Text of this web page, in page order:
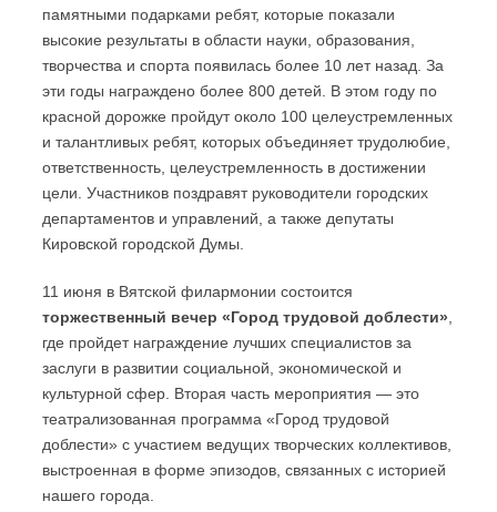
памятными подарками ребят, которые показали
высокие результаты в области науки, образования,
творчества и спорта появилась более 10 лет назад. За
эти годы награждено более 800 детей. В этом году по
красной дорожке пройдут около 100 целеустремленных
и талантливых ребят, которых объединяет трудолюбие,
ответственность, целеустремленность в достижении
цели. Участников поздравят руководители городских
департаментов и управлений, а также депутаты
Кировской городской Думы.
11 июня в Вятской филармонии состоится
торжественный вечер «Город трудовой доблести»,
где пройдет награждение лучших специалистов за
заслуги в развитии социальной, экономической и
культурной сфер. Вторая часть мероприятия — это
театрализованная программа «Город трудовой
доблести» с участием ведущих творческих коллективов,
выстроенная в форме эпизодов, связанных с историей
нашего города.